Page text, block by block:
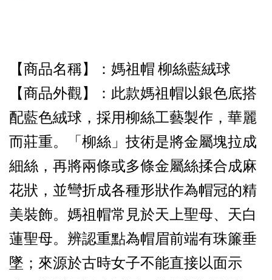
【商品名稱】：媽祖帽 柳絲藍絨球
【商品外觀】：此款媽祖帽以銀色底搭
配藍色絨球，採用柳絲工藝製作，華麗
而莊重。「柳絲」技術是將金屬塊拉成
細絲，再將兩條或多條金屬絲揉合成麻
花狀，並彎折成各種形狀作為帽冠的精
美裝飾。媽祖帽常見於天上聖母、天白
蓮聖母。辨認重點為帽眉前端有珠簾垂
墜；來源於古時女子不能直接以面示